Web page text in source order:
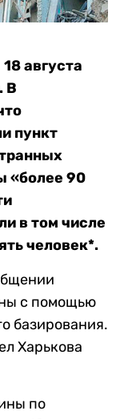
августа
В
пункт
«более 90
в том числе
человек*.
с помощью
базирования.
Харькова
по